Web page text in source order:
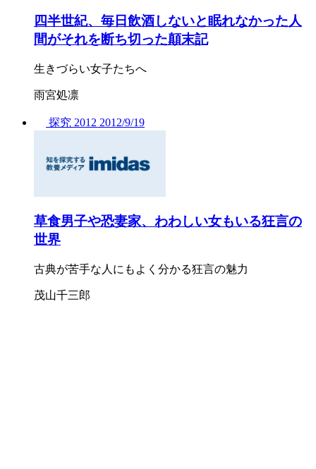
四半世紀、毎日飲酒しないと眠れなかった人
間がそれを断ち切った顛末記
生きづらい女子たちへ
雨宮処凛
探究 2012 2012/9/19
草食男子や恐妻家、わわしい女もいる狂言の
世界
古典が苦手な人にもよく分かる狂言の魅力
茂山千三郎